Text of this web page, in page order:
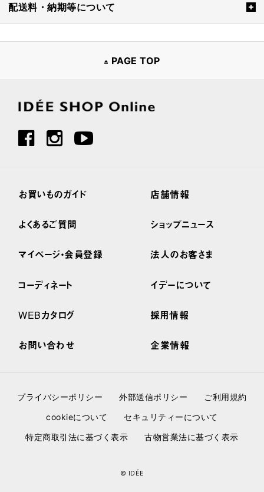
配送料・納期等について
PAGE TOP
お買いものガイド
よくあるご質問
マイページ・会員登録
コーディネート
WEBカタログ
お問い合わせ
店舗情報
ショップニュース
法人のお客さま
イデーについて
採用情報
企業情報
プライバシーポリシー 外部送信ポリシー
ご利用規約
cookieについて
セキュリティーについて
特定商取引法に基づく表示
古物営業法に基づく表示
© IDÉE